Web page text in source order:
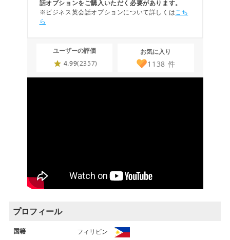
話オプションをご購入いただく必要があります。
※ビジネス英会話オプションについて詳しくはこち
ら
ユーザーの評価
4.99(2357)
お気に入り
1138 件
プロフィール
国籍 フィリピン